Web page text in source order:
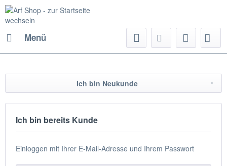
Menü
Ich bin Neukunde
Ich bin bereits Kunde
Einloggen mit Ihrer E-Mail-Adresse und Ihrem Passwort